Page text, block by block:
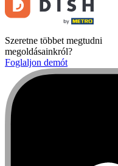
Szeretne többet megtudni
megoldásainkról?
Foglaljon demót